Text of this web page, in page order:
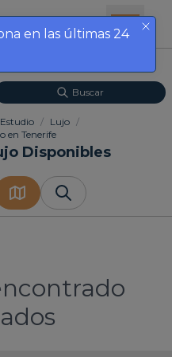
Buscar
Estudio / Lujo /
en Tenerife
Disponibles
en las últimas 24